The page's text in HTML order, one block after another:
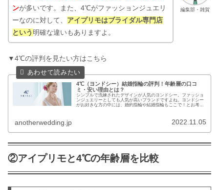
編集部・雑賀
ンが多いです。また、4℃がファッションジュエリ
ーなのに対して、 アイプリモはブライダル専門店
という 明確な違いもありますよ。
▼4℃の評判を見たい方はこちら
4℃（ヨンドシー）結婚指輪の評判！年齢層の口コ
ミ・安い理由とは？
シンプルで洗練されたデザインが人気のヨンドシー。ファッショ
ンジュエリーとしても人気が高いブランドですよね。ヨンドシー
がお好きな方の中には、婚約指輪や結婚指輪もここで！とお考え
anotherwedding.jp 2022.11.05
②アイプリモと4℃の年齢層を比較